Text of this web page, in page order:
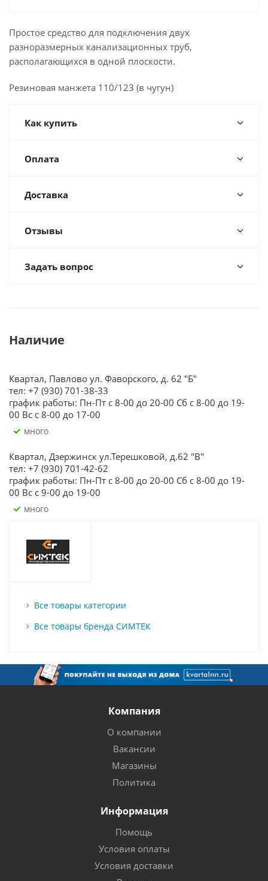
Простое средство для подключения двух
разноразмерных канализационных труб,
располагающихся в одной плоскости.
Резиновая манжета 110/123 (в чугун)
Как купить
Оплата
Доставка
Отзывы
Задать вопрос
Наличие
Квартал, Павлово ул. Фаворского, д. 62 "Б"
тел: +7 (930) 701-38-33
график работы: Пн-Пт с 8-00 до 20-00 Сб с 8-00 до 19-
00 Вс с 8-00 до 17-00
Много
Квартал, Дзержинск ул.Терешковой, д.62 "В"
тел: +7 (930) 701-42-62
график работы: Пн-Пт с 8-00 до 20-00 Сб с 8-00 до 19-
00 Вс с 9-00 до 19-00
Много
Все товары категории
Все товары бренда СИМТЕК
Компания
О компании
Вакансии
Магазины
Политика
Информация
Помощь
Условия оплаты
Условия доставки